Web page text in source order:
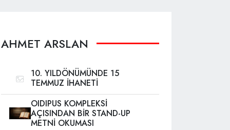
AHMET ARSLAN
10. YILDÖNÜMÜNDE 15
TEMMUZ İHANETİ
OIDIPUS KOMPLEKSİ
AÇISINDAN BİR STAND-UP
METNİ OKUMASI